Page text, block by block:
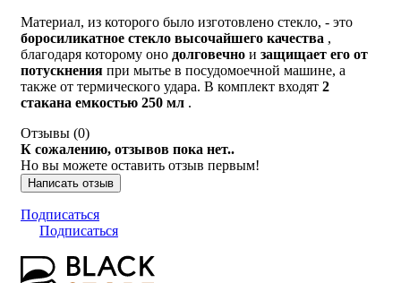
Материал, из которого было изготовлено стекло, - это
боросиликатное стекло высочайшего качества ,
благодаря которому оно долговечно и защищает его от
потускнения при мытье в посудомоечной машине, а
также от термического удара. В комплект входят 2
стакана емкостью 250 мл .
Отзывы (0)
К сожалению, отзывов пока нет..
Но вы можете оставить отзыв первым!
Написать отзыв
Подписаться
Подписаться